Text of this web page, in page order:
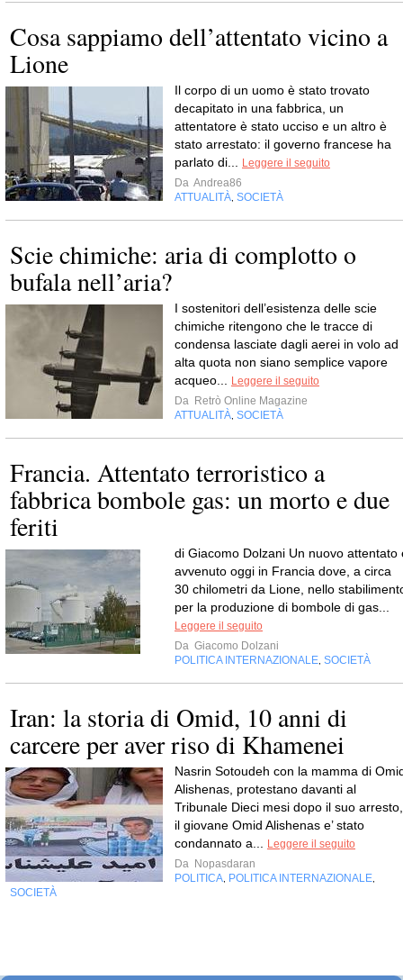
Cosa sappiamo dell’attentato vicino a
Lione
Il corpo di un uomo è stato trovato
decapitato in una fabbrica, un
attentatore è stato ucciso e un altro è
stato arrestato: il governo francese ha
parlato di... Leggere il seguito
Da Andrea86
ATTUALITÀ, SOCIETÀ
Scie chimiche: aria di complotto o
bufala nell’aria?
I sostenitori dell’esistenza delle scie
chimiche ritengono che le tracce di
condensa lasciate dagli aerei in volo ad
alta quota non siano semplice vapore
acqueo... Leggere il seguito
Da Retrò Online Magazine
ATTUALITÀ, SOCIETÀ
Francia. Attentato terroristico a
fabbrica bombole gas: un morto e due
feriti
di Giacomo Dolzani Un nuovo attentato
avvenuto oggi in Francia dove, a circa
30 chilometri da Lione, nello
per la produzione di bombole di gas...
Leggere il seguito
Da Giacomo Dolzani
POLITICA INTERNAZIONALE, SOCIETÀ
Iran: la storia di Omid, 10 anni di
carcere per aver riso di Khamenei
Nasrin Sotoudeh con la mamma di
Alishenas, protestano davanti al
Tribunale Dieci mesi dopo il suo arresto,
il giovane Omid Alishenas e’ stato
condannato a... Leggere il seguito
Da Nopasdaran
POLITICA, POLITICA INTERNAZIONALE,
SOCIETÀ